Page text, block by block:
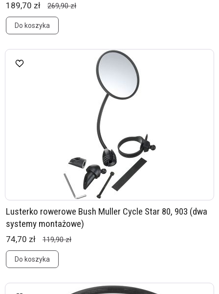
189,70 zł 269,90 zł
Do koszyka
Lusterko rowerowe Bush Muller Cycle Star 80, 903 (dwa
systemy montażowe)
74,70 zł 119,90 zł
Do koszyka